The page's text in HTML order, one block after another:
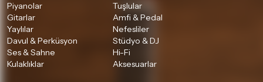
Piyanolar
Tuşlular
Gitarlar
Amfi & Pedal
Yaylılar
Nefesliler
Davul & Perküsyon
Stüdyo & DJ
Ses & Sahne
Hi-Fi
Kulaklıklar
Aksesuarlar